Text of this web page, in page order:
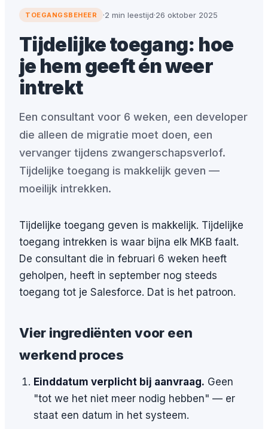
TOEGANGSBEHEER ·2 min leestijd·26 oktober 2025
Tijdelijke toegang: hoe
je hem geeft én weer
intrekt
Een consultant voor 6 weken, een developer
die alleen de migratie moet doen, een
vervanger tijdens zwangerschapsverlof.
Tijdelijke toegang is makkelijk geven —
moeilijk intrekken.
Tijdelijke toegang geven is makkelijk. Tijdelijke
toegang intrekken is waar bijna elk MKB faalt.
De consultant die in februari 6 weken heeft
geholpen, heeft in september nog steeds
toegang tot je Salesforce. Dat is het patroon.
Vier ingrediënten voor een
werkend proces
Einddatum verplicht bij aanvraag. Geen
"tot we het niet meer nodig hebben" — er
staat een datum in het systeem.